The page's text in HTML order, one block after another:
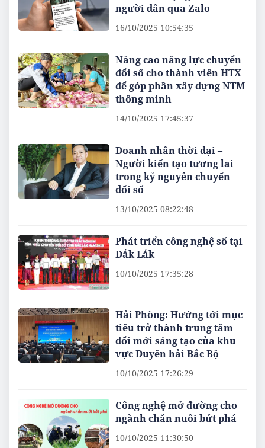
người dân qua Zalo
16/10/2025 10:54:35
Nâng cao năng lực chuyển
đổi số cho thành viên HTX
để góp phần xây dựng NTM
thông minh
14/10/2025 17:45:37
Doanh nhân thời đại –
Người kiến tạo tương lai
trong kỷ nguyên chuyển
đổi số
13/10/2025 08:22:48
Phát triển công nghệ số tại
Đắk Lắk
10/10/2025 17:35:28
Hải Phòng: Hướng tới mục
tiêu trở thành trung tâm
đổi mới sáng tạo của khu
vực Duyên hải Bắc Bộ
10/10/2025 17:26:29
Công nghệ mở đường cho
ngành chăn nuôi bứt phá
10/10/2025 11:30:50